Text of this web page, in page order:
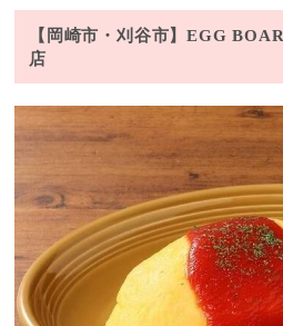
【岡崎市・刈谷市】EGG
店